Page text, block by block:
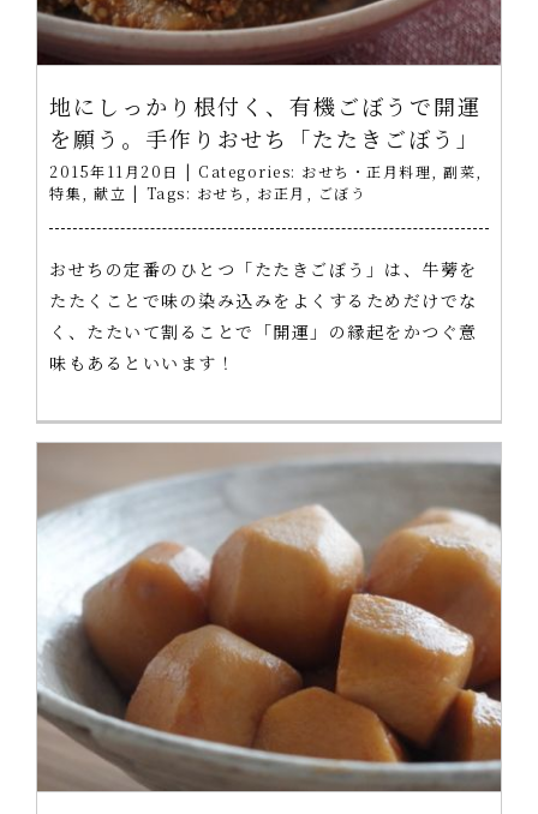
地にしっかり根付く、有機ごぼうで開運
を願う。手作りおせち「たたきごぼう」
2015年11月20日 | Categories: おせち・正月料理 副菜
特集
献立 | Tags: おせち お正月 ごぼう
おせちの定番のひとつ「たたきごぼう」は、牛蒡を
たたくことで味の染み込みをよくするためだけでな
く、たたいて割ることで「開運」の縁起をかつぐ意
味もあるといいます！